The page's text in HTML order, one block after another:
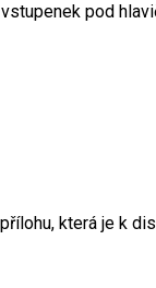
pod
která je k